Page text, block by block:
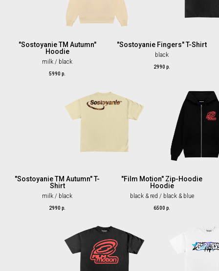
"Sostoyanie TM Autumn"
Hoodie
milk / black
5990 р.
"Sostoyanie Fingers" T-Shirt
black
2990 р.
"Sostoyanie TM Autumn" T-
Shirt
milk / black
2990 р.
"Film Motion" Zip-Hoodie
Hoodie
black & red / black & blue
6500 р.